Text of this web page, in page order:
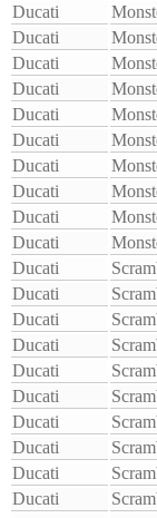
Ducati
Ducati
Ducati
Ducati
Ducati
Ducati
Ducati
Ducati
Ducati
Ducati
Ducati
Ducati
Ducati
Ducati
Ducati
Ducati
Ducati
Ducati
Ducati
Ducati